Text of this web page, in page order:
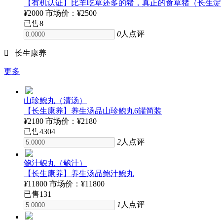
【有机认证】比羊吃草还多的猪，真正的食草猪（长生淀
¥2000 市场价：¥2500
已售8
0人点评
 长生康养
更多
山珍鲵丸（清汤）
【长生康养】养生汤品山珍鲵丸6罐简装
¥2180 市场价：¥2180
已售4304
2人点评
鲍汁鲵丸（鲍汁）
【长生康养】养生汤品鲍汁鲵丸
¥11800 市场价：¥11800
已售131
1 人点评